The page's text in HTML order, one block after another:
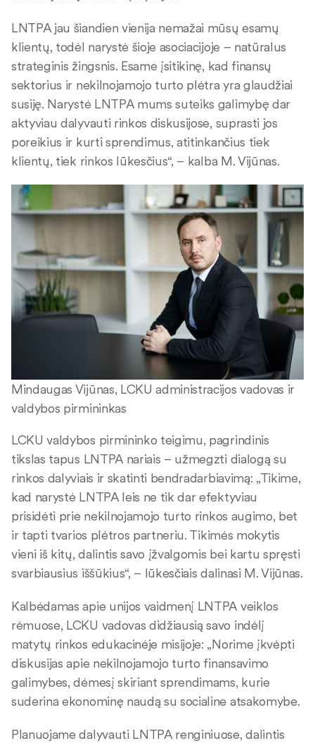
LNTPA jau šiandien vienija nemažai mūsų esamų
klientų, todėl narystė šioje asociacijoje – natūralus
strateginis žingsnis. Esame įsitikinę, kad finansų
sektorius ir nekilnojamojo turto plėtra yra glaudžiai
susiję. Narystė LNTPA mums suteiks galimybę dar
aktyviau dalyvauti rinkos diskusijose, suprasti jos
poreikius ir kurti sprendimus, atitinkančius tiek
klientų, tiek rinkos lūkesčius“, – kalba M. Vijūnas.
Mindaugas Vijūnas, LCKU administracijos vadovas ir
valdybos pirmininkas
LCKU valdybos pirmininko teigimu, pagrindinis
tikslas tapus LNTPA nariais – užmegzti dialogą su
rinkos dalyviais ir skatinti bendradarbiavimą: „Tikime,
kad narystė LNTPA leis ne tik dar efektyviau
prisidėti prie nekilnojamojo turto rinkos augimo, bet
ir tapti tvarios plėtros partneriu. Tikimės mokytis
vieni iš kitų, dalintis savo įžvalgomis bei kartu spręsti
svarbiausius iššūkius“, – lūkesčiais dalinasi M. Vijūnas.
Kalbėdamas apie unijos vaidmenį LNTPA veiklos
rėmuose, LCKU vadovas didžiausią savo indėlį
matytų rinkos edukacinėje misijoje: „Norime įkvėpti
diskusijas apie nekilnojamojo turto finansavimo
galimybes, dėmesį skiriant sprendimams, kurie
suderina ekonominę naudą su socialine atsakomybe.
Planuojame dalyvauti LNTPA renginiuose, dalintis